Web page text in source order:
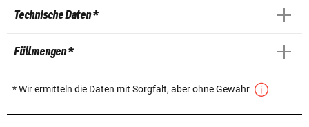
Technische Daten *
Füllmengen *
* Wir ermitteln die Daten mit Sorgfalt, aber ohne Gewähr